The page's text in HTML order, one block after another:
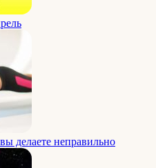
делаете неправильно